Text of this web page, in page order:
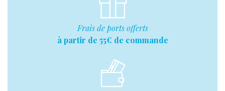
Frais de ports offerts
à partir de 55€ de commande